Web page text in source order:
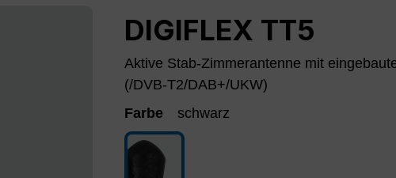
DIGIFLEX TT5
Aktive Stab-Zimmerantenne mit
(/DVB-T2/DAB+/UKW)
Farbe
schwarz